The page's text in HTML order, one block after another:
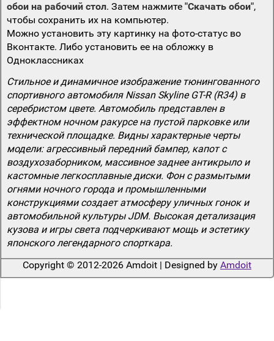
обои на рабочий стол. Затем нажмите "Скачать обои",
чтобы сохранить их на компьютер.
Можно установить эту картинку на фото-статус во
Вконтакте. Либо установить ее на обложку в
Одноклассниках
Стильное и динамичное изображение тюнингованного
спортивного автомобиля Nissan Skyline GT-R (R34) в
серебристом цвете. Автомобиль представлен в
эффектном ночном ракурсе на пустой парковке или
технической площадке. Видны характерные черты
модели: агрессивный передний бампер, капот с
воздухозаборником, массивное заднее антикрыло и
кастомные легкосплавные диски. Фон с размытыми
огнями ночного города и промышленными
конструкциями создает атмосферу уличных гонок и
автомобильной культуры JDM. Высокая детализация
кузова и игры света подчеркивают мощь и эстетику
японского легендарного спорткара.
Copyright © 2012-2026 Amdoit | Designed by Amdoit